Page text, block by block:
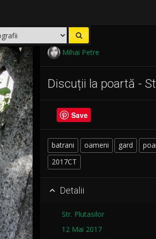
Mihai Petre
Discuții la poartă -
Save
batrani oameni gard
2017CT
 Detalii
Str. Plutasilor
12 Mai 2017